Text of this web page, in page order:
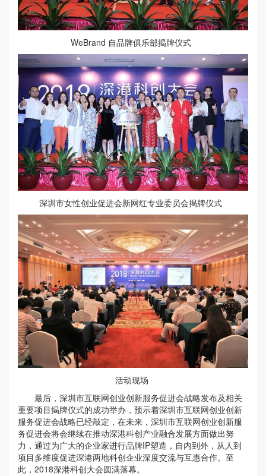
WeBrand 自品牌俱乐部揭牌仪式
深圳市女性创业促进会新网红专业委员会揭牌仪式
活动现场
最后，深圳市互联网创业创新服务促进会战略发布及相关
重要项目揭牌仪式的成功举办，预示着深圳市互联网创业创新
服务促进会战略已经敲定，在未来，深圳市互联网创业创新服
务促进会将会继续在推动深港科创产业融合发展方面做出努
力，通过为广大的企业家进行品牌IP塑造，自内到外，从人到
项目多维度促进深港两地科创企业深度交流与互惠合作。至
此，2018深港科创大会圆满落幕。